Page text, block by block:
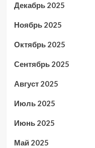
Декабрь 2025
Ноябрь 2025
Октябрь 2025
Сентябрь 2025
Август 2025
Июль 2025
Июнь 2025
Май 2025